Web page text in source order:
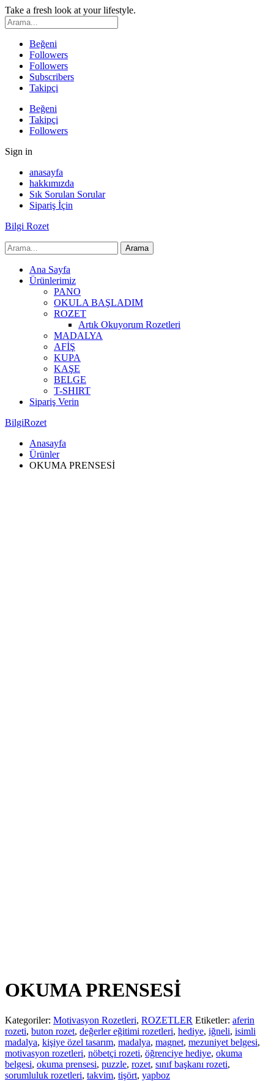
Take a fresh look at your lifestyle.
Beğeni
Followers
Followers
Subscribers
Takipçi
Beğeni
Takipçi
Followers
Sign in
anasayfa
hakkımızda
Sık Sorulan Sorular
Sipariş İçin
Bilgi Rozet
Ana Sayfa
Ürünlerimiz
PANO
OKULA BAŞLADIM
ROZET
Artık Okuyorum Rozetleri
MADALYA
AFİŞ
KUPA
KAŞE
BELGE
T-SHIRT
Sipariş Verin
BilgiRozet
Anasayfa
Ürünler
OKUMA PRENSESİ
OKUMA PRENSESİ
Kategoriler: Motivasyon Rozetleri, ROZETLER Etiketler: aferin
rozeti, buton rozet, değerler eğitimi rozetleri, hediye, iğneli, isimli
madalya, kişiye özel tasarım, madalya, magnet, mezuniyet belgesi,
motivasyon rozetleri, nöbetçi rozeti, öğrenciye hediye, okuma
belgesi, okuma prensesi, puzzle, rozet, sınıf başkanı rozeti,
sorumluluk rozetleri, takvim, tişört, yapboz